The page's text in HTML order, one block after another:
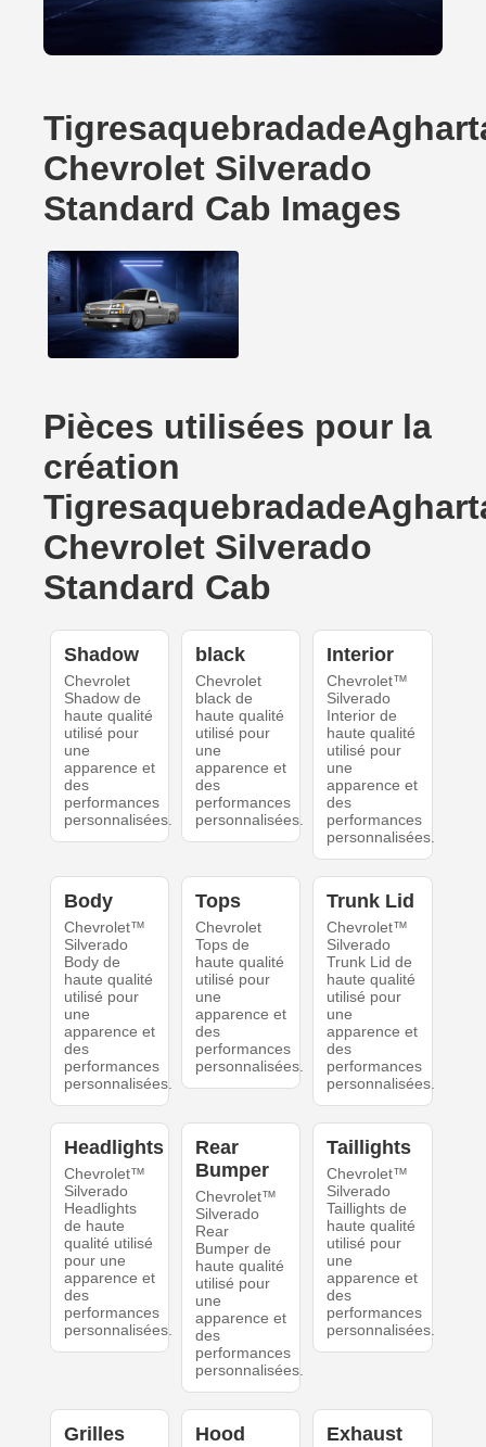
Chevrolet Silverado
Standard Cab Images
Pièces utilisées pour la
création
Chevrolet Silverado
Standard Cab
Shadow
Chevrolet
Shadow de
haute qualité
utilisé pour
une
apparence et
des
performances
personnalisées.
black
Chevrolet
black de
haute qualité
utilisé pour
une
apparence et
des
performances
personnalisées.
Interior
Chevrolet™
Silverado
Interior de
haute qualité
utilisé pour
une
apparence et
des
performances
personnalisées.
Body
Chevrolet™
Silverado
Body de
haute qualité
utilisé pour
une
apparence et
des
performances
personnalisées.
Tops
Chevrolet
Tops de
haute qualité
utilisé pour
une
apparence et
des
performances
personnalisées.
Trunk Lid
Chevrolet™
Silverado
Trunk Lid de
haute qualité
utilisé pour
une
apparence et
des
performances
personnalisées.
Headlights
Chevrolet™
Silverado
Headlights
de haute
qualité utilisé
pour une
apparence et
des
performances
personnalisées.
Rear
Bumper
Chevrolet™
Silverado
Rear
Bumper de
haute qualité
utilisé pour
une
apparence et
des
performances
personnalisées.
Taillights
Chevrolet™
Silverado
Taillights de
haute qualité
utilisé pour
une
apparence et
des
performances
personnalisées.
Grilles Hood Exhaust